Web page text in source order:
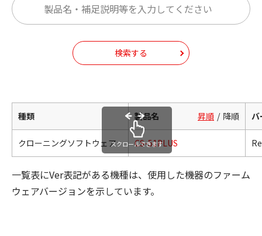
検索する
種類 製品名 昇順 降順 バ
クローニングソフトウェア CS-51PLUS
スクロールできます
一覧表にVer表記がある機種は、使用した機器のファーム
ウェアバージョンを示しています。